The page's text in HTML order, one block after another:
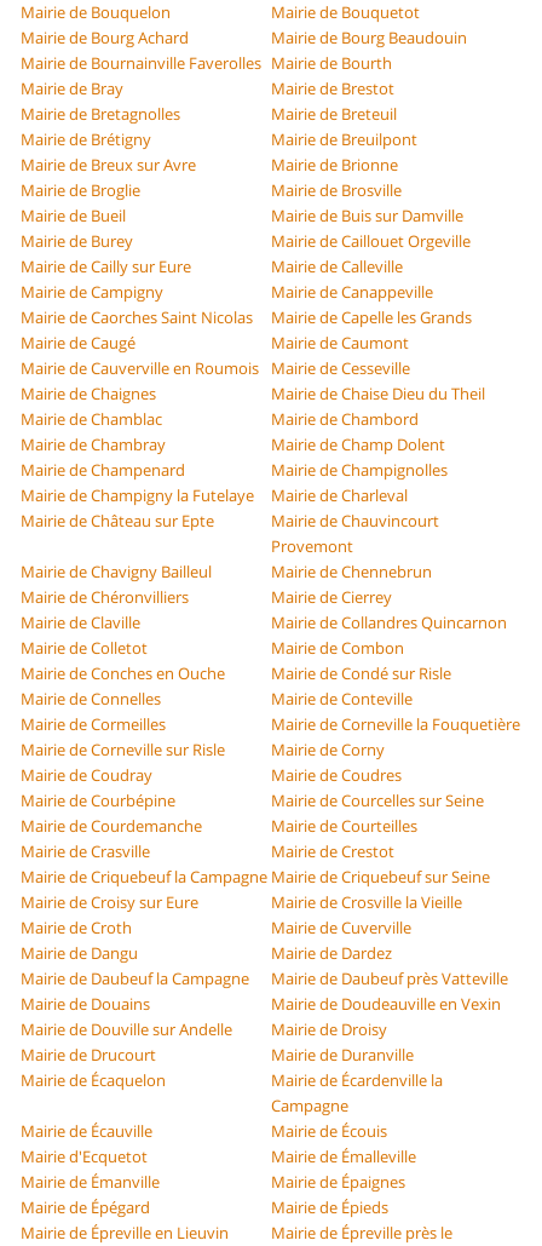
Mairie de Bouquelon
Mairie de Bouquetot
Mairie de Bourg Achard
Mairie de Bourg Beaudouin
Mairie de Bournainville Faverolles Mairie de Bourth
Mairie de Bray
Mairie de Brestot
Mairie de Bretagnolles
Mairie de Breteuil
Mairie de Brétigny
Mairie de Breuilpont
Mairie de Breux sur Avre
Mairie de Brionne
Mairie de Broglie
Mairie de Brosville
Mairie de Bueil
Mairie de Buis sur Damville
Mairie de Burey
Mairie de Caillouet Orgeville
Mairie de Cailly sur Eure
Mairie de Calleville
Mairie de Campigny
Mairie de Canappeville
Mairie de Caorches Saint Nicolas
Mairie de Capelle les Grands
Mairie de Caugé
Mairie de Caumont
Mairie de Cauverville en Roumois
Mairie de Cesseville
Mairie de Chaignes
Mairie de Chaise Dieu du Theil
Mairie de Chamblac
Mairie de Chambord
Mairie de Chambray
Mairie de Champ Dolent
Mairie de Champenard
Mairie de Champignolles
Mairie de Champigny la Futelaye
Mairie de Charleval
Mairie de Château sur Epte
Mairie de Chauvincourt
Provemont
Mairie de Chavigny Bailleul
Mairie de Chennebrun
Mairie de Chéronvilliers
Mairie de Cierrey
Mairie de Claville
Mairie de Collandres Quincarnon
Mairie de Colletot
Mairie de Combon
Mairie de Conches en Ouche
Mairie de Condé sur Risle
Mairie de Connelles
Mairie de Conteville
Mairie de Cormeilles
Mairie de Corneville la Fouquetière
Mairie de Corneville sur Risle
Mairie de Corny
Mairie de Coudray
Mairie de Coudres
Mairie de Courbépine
Mairie de Courcelles sur Seine
Mairie de Courdemanche
Mairie de Courteilles
Mairie de Crasville
Mairie de Crestot
Mairie de Criquebeuf la Campagne Mairie de Criquebeuf sur Seine
Mairie de Croisy sur Eure
Mairie de Crosville la Vieille
Mairie de Croth
Mairie de Cuverville
Mairie de Dangu
Mairie de Dardez
Mairie de Daubeuf la Campagne
Mairie de Daubeuf près Vatteville
Mairie de Douains
Mairie de Doudeauville en Vexin
Mairie de Douville sur Andelle
Mairie de Droisy
Mairie de Drucourt
Mairie de Duranville
Mairie de Écaquelon
Mairie de Écardenville la
Campagne
Mairie de Écauville
Mairie de Écouis
Mairie d'Ecquetot
Mairie de Émalleville
Mairie de Émanville
Mairie de Épaignes
Mairie de Épégard
Mairie de Épieds
Mairie de Épreville en Lieuvin
Mairie de Épreville près le